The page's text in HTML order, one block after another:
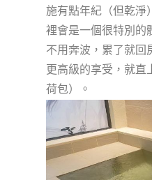
施有點年紀（但乾淨
裡會是一個很特別的
不用奔波，累了就回
更高級的享受，就直
荷包）。